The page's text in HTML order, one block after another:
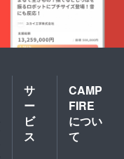
サ
ー
ビ
ス
CAMP
FIRE
につい
て